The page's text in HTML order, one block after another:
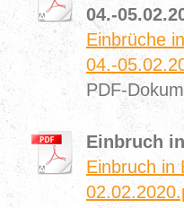
04.-
Einbrüche
04.-
PDF-
Einbruch
Einbruch in